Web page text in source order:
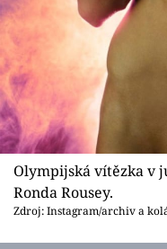
Olympijská vítězka v
Ronda Rousey.
Zdroj: Instagram/archiv a